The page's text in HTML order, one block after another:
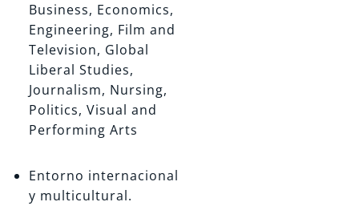
Business, Economics,
Engineering, Film and
Television, Global
Liberal Studies,
Journalism, Nursing,
Politics, Visual and
Performing Arts
Entorno internacional
y multicultural.